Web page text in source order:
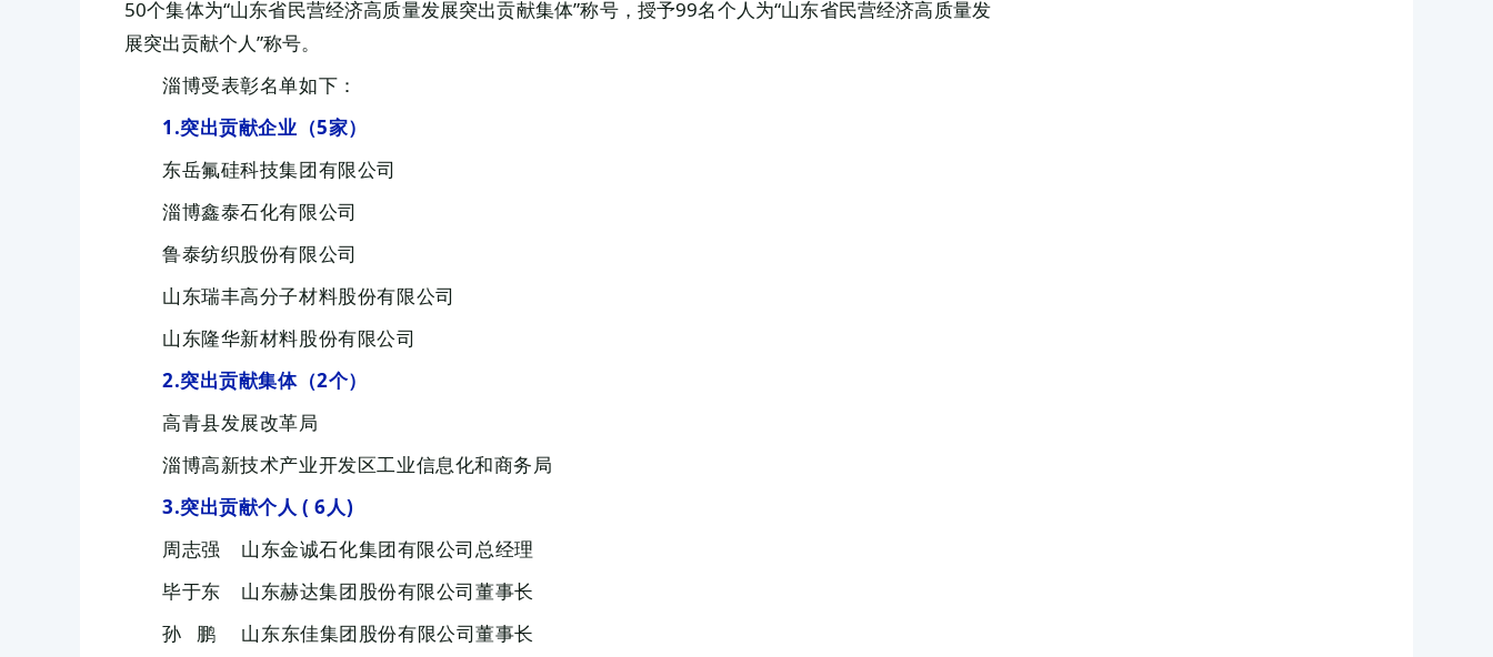
50个集体为“山东省民营经济高质量发展突出贡献集体”称号，授予99名个人为“山东省民营经济高质量发
展突出贡献个人”称号。
淄博受表彰名单如下：
1.突出贡献企业（5家）
东岳氟硅科技集团有限公司
淄博鑫泰石化有限公司
鲁泰纺织股份有限公司
山东瑞丰高分子材料股份有限公司
山东隆华新材料股份有限公司
2.突出贡献集体（2个）
高青县发展改革局
淄博高新技术产业开发区工业信息化和商务局
3.突出贡献个人 ( 6人)
周志强 山东金诚石化集团有限公司总经理
毕于东 山东赫达集团股份有限公司董事长
孙 鹏
山东东佳集团股份有限公司董事长